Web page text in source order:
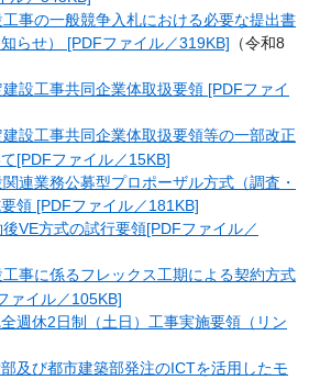
事の一般競争入札における必要な提出書
らせ） [PDFファイル／319KB] （令和8
設工事共同企業体取扱要領 [PDFファイ
設工事共同企業体取扱要領等の一部改正
[PDFファイル／15KB]
連業務公募型プロポーザル方式（調査・
領 [PDFファイル／181KB]
VE方式の試行要領[PDFファイル／
事に係るフレックス工期による契約方式
ァイル／105KB]
週休2日制（土日）工事実施要領（リン
及び都市建築部発注のICTを活用したモ